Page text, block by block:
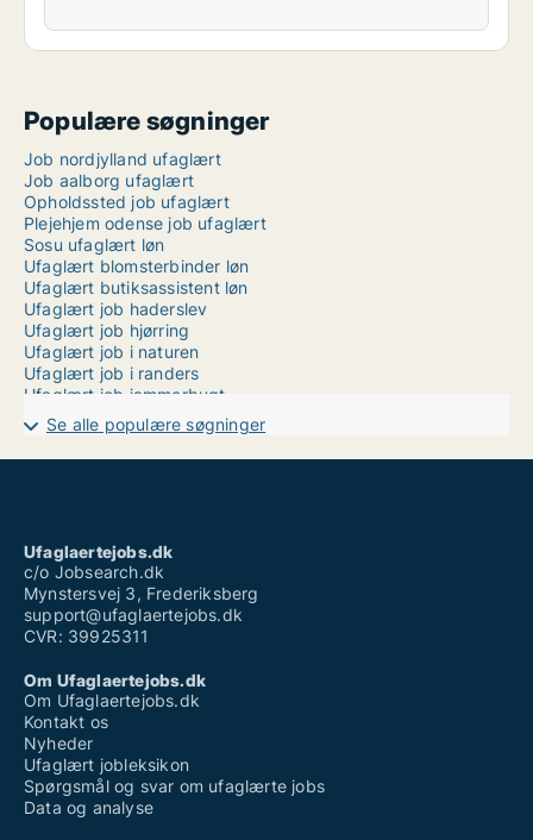
Populære søgninger
Job nordjylland ufaglært
Job aalborg ufaglært
Opholdssted job ufaglært
Plejehjem odense job ufaglært
Sosu ufaglært løn
Ufaglært blomsterbinder løn
Ufaglært butiksassistent løn
Ufaglært job haderslev
Ufaglært job hjørring
Ufaglært job i naturen
Ufaglært job i randers
Ufaglært job jammerbugt
Ufaglært job kolding
Ufaglært job nordsjælland
Ufaglært operatør løn
Vikar ufaglært
Vikar ufaglært plejehjem løn
Se alle populære søgninger
Ufaglaertejobs.dk
c/o Jobsearch.dk
Mynstersvej 3, Frederiksberg
support@ufaglaertejobs.dk
CVR: 39925311
Om Ufaglaertejobs.dk
Om Ufaglaertejobs.dk
Kontakt os
Nyheder
Ufaglært jobleksikon
Spørgsmål og svar om ufaglærte jobs
Data og analyse